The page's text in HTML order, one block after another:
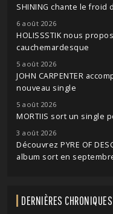
SHINING chante le
6 août 2026
HOLISSSTIK nous
cauchemardesque
5 août 2026
JOHN CARPENTER
nouveau single
5 août 2026
MORTIIS sort un single
3 août 2026
Découvrez PYRE OF
album sort en
DERNIÈRES CHRONIQUES